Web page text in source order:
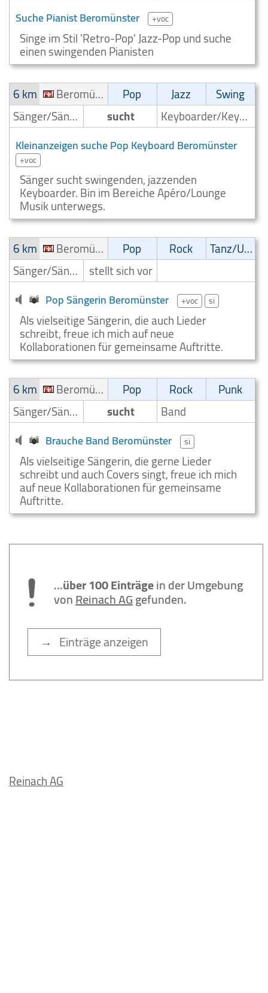
Suche Pianist Beromünster +voc
Singe im Stil 'Retro-Pop' Jazz-Pop und suche
einen swingenden Pianisten
6 km
Beromünster Pop Jazz
Swing
Sänger/Sängerin
sucht Keyboarder/Keyboardspieler
Kleinanzeigen suche Pop Keyboard Beromünster
+voc
Sänger sucht swingenden, jazzenden
Keyboarder. Bin im Bereiche Apéro/Lounge
Musik unterwegs.
6 km
Beromünster Pop Rock
Tanz/Unterhaltungsmusik
Sänger/Sängerin stellt sich vor
Pop Sängerin Beromünster +voc si
Als vielseitige Sängerin, die auch Lieder
schreibt, freue ich mich auf neue
Kollaborationen für gemeinsame Auftritte.
6 km
Beromünster Pop Rock
Punk
Sänger/Sängerin
sucht Band
Brauche Band Beromünster si
Als vielseitige Sängerin, die gerne Lieder
schreibt und auch Covers singt, freue ich mich
auf neue Kollaborationen für gemeinsame
Auftritte.
...über 100 Einträgein der Umgebung
vonReinach AGgefunden.
→ Einträge anzeigen
Reinach AG